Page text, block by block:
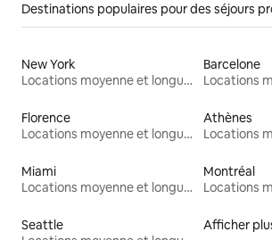
Destinations populaires pour des séjours
New York
Locations moyenne et longue durée
Barcelone
Florence
Locations moyenne et longue durée
Athènes
Miami
Locations moyenne et longue durée
Montréal
Seattle
Afficher